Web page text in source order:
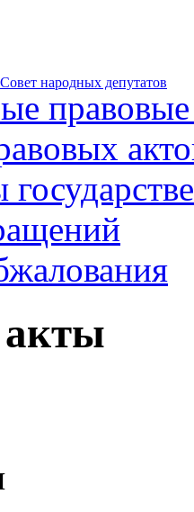
народных депутатов